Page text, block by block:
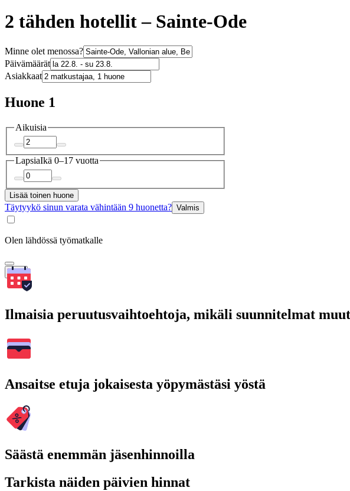
2 tähden hotellit – Sainte-Ode
Minne olet menossa?
Päivämäärät
Asiakkaat
Huone 1
Aikuisia
LapsiaIkä 0–17 vuotta
Lisää toinen huone
Täytyykö sinun varata vähintään 9 huonetta? Valmis
Olen lähdössä työmatkalle
Hae
Ilmaisia peruutusvaihtoehtoja, mikäli suunnitelmat
Ansaitse etuja jokaisesta yöpymästäsi yöstä
Säästä enemmän jäsenhinnoilla
Tarkista näiden päivien hinnat